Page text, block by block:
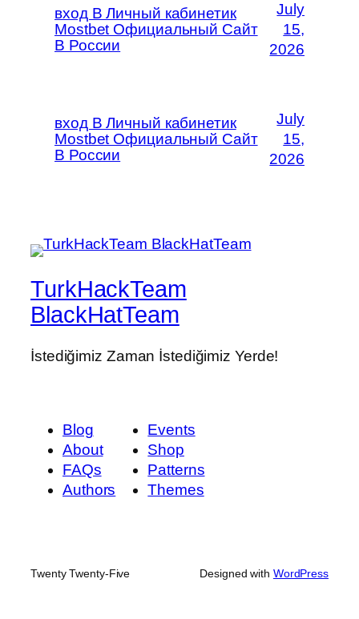
вход В Личный кабинетик
Mostbet Официальный Сайт
В России
July
15,
2026
вход В Личный кабинетик
Mostbet Официальный Сайт
В России
July
15,
2026
TurkHackTeam
BlackHatTeam
İstediğimiz Zaman İstediğimiz Yerde!
Blog
About
FAQs
Authors
Events
Shop
Patterns
Themes
Twenty Twenty-Five Designed with WordPress